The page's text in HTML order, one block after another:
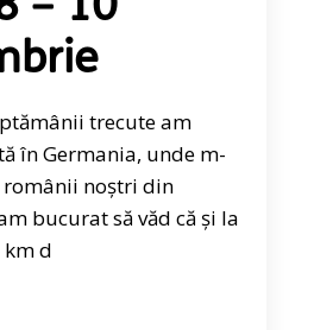
trecute am
în Germania, unde m-
noștri din
bucurat să văd că și la
km d